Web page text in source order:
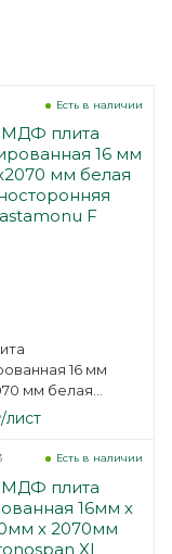
16 мм
мм белая
F
Есть в наличии
/лист
Есть в наличии